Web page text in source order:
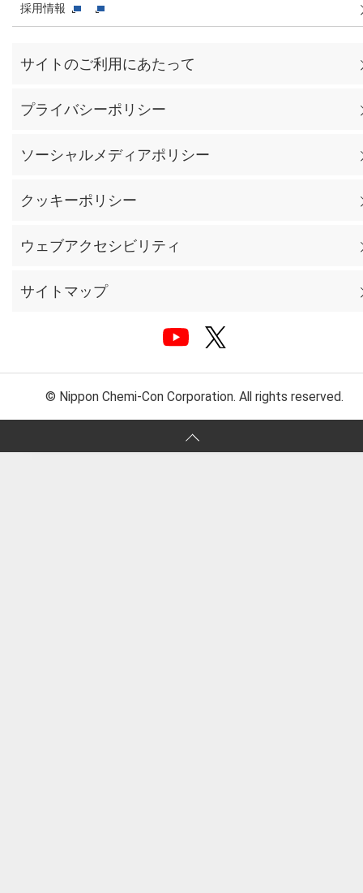
採用情報
サイトのご利用にあたって
プライバシーポリシー
ソーシャルメディアポリシー
クッキーポリシー
ウェブアクセシビリティ
サイトマップ
© Nippon Chemi-Con Corporation. All rights reserved.